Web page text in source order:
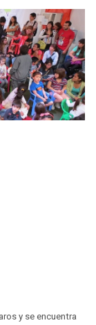
y se encuentra